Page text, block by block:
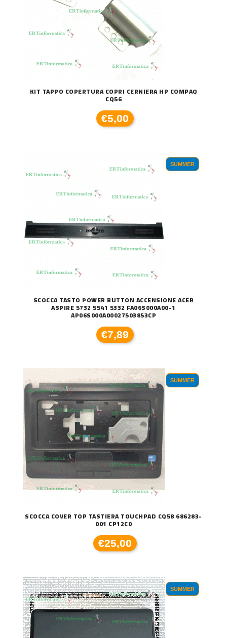
KIT TAPPO COPERTURA COPRI CERNIERA HP COMPAQ
CQ56
€5,00
SUMMER
SCOCCA TASTO POWER BUTTON ACCENSIONE ACER
ASPIRE 5732 5541 5332 FA06S000A00-1
AP06S000A00027503853CP
€7,89
SUMMER
SCOCCA COVER TOP TASTIERA TOUCHPAD CQ58 686283-
001 CP12C0
€25,00
SUMMER